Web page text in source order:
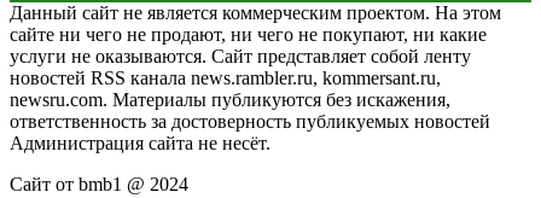
Данный сайт не является коммерческим проектом. На этом
сайте ни чего не продают, ни чего не покупают, ни какие
услуги не оказываются. Сайт представляет собой ленту
новостей RSS канала news.rambler.ru, kommersant.ru,
newsru.com. Материалы публикуются без искажения,
ответственность за достоверность публикуемых новостей
Администрация сайта не несёт.
Сайт от bmb1 @ 2024